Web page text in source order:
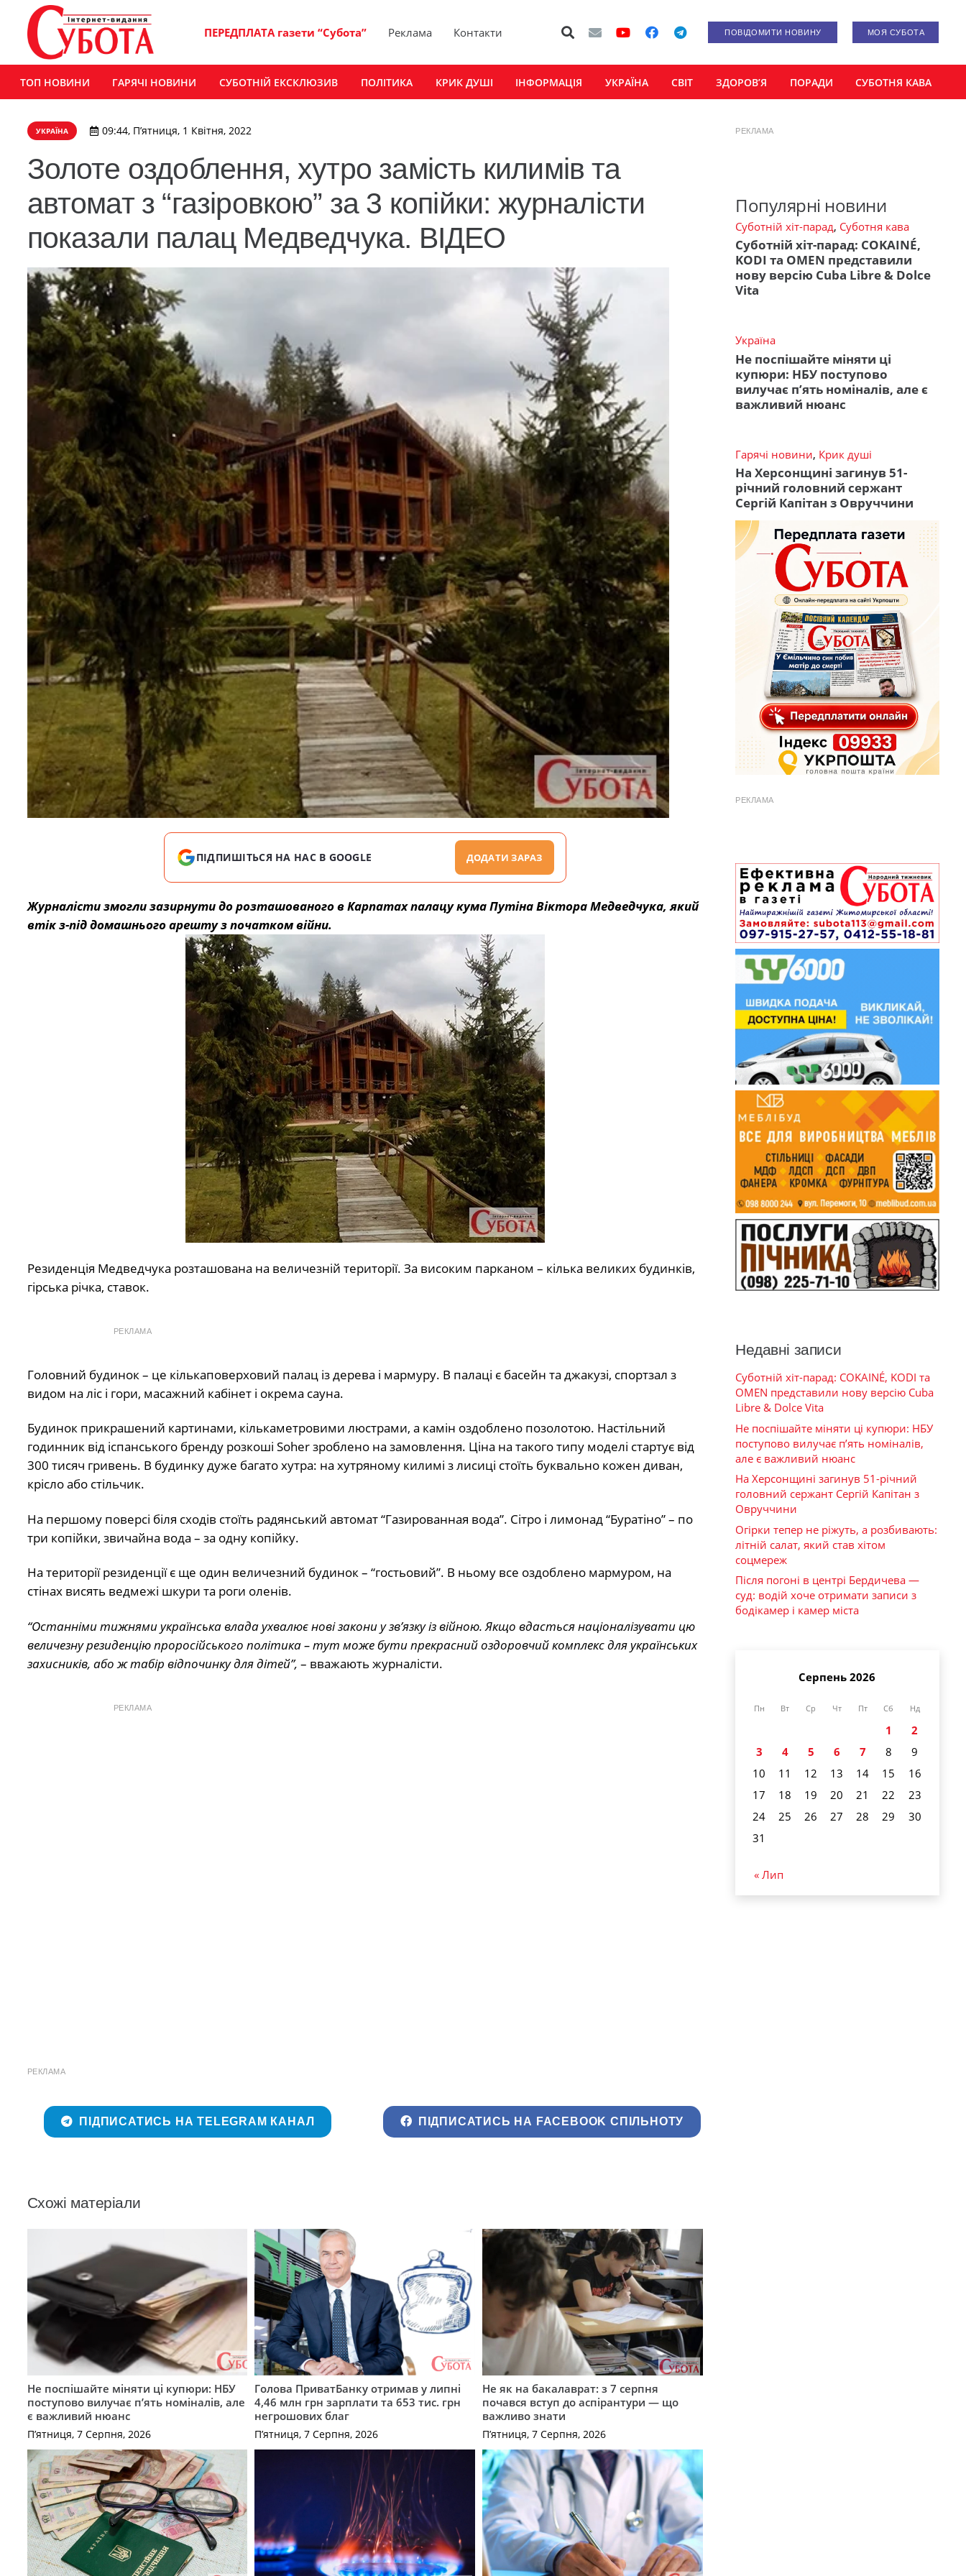
ПЕРЕДПЛАТА газети “Субота” Реклама Контакти ПОВІДОМИТИ НОВИНУ МОЯ СУБОТА
ТОП НОВИНИ ГАРЯЧІ НОВИНИ СУБОТНІЙ ЕКСКЛЮЗИВ ПОЛІТИКА КРИК ДУШІ ІНФОРМАЦІЯ УКРАЇНА СВІТ ЗДОРОВ’Я ПОРАДИ СУБОТНЯ КАВА
УКРАЇНА 09:44, П’ятниця, 1 Квітня, 2022
Золоте оздоблення, хутро замість килимів та
автомат з “газіровкою” за 3 копійки: журналісти
показали палац Медведчука. ВIДЕО
ПІДПИШІТЬСЯ НА НАС В GOOGLE ДОДАТИ ЗАРАЗ
Журналісти змогли зазирнути до розташованого в Карпатах палацу кума Путіна Віктора Медведчука, який
втік з-під домашнього арешту з початком війни.
Резиденція Медведчука розташована на величезній території. За високим парканом – кілька великих будинків,
гірська річка, ставок.
РЕКЛАМА
Головний будинок – це кількаповерховий палац із дерева і мармуру. В палаці є басейн та джакузі, спортзал з
видом на ліс і гори, масажний кабінет і окрема сауна.
Будинок прикрашений картинами, кількаметровими люстрами, а камін оздоблено позолотою. Настільний
годинник від іспанського бренду розкоші Soher зроблено на замовлення. Ціна на такого типу моделі стартує від
300 тисяч гривень. В будинку дуже багато хутра: на хутряному килимі з лисиці стоїть буквально кожен диван,
крісло або стільчик.
На першому поверсі біля сходів стоїть радянський автомат “Газированная вода”. Сітро і лимонад “Буратіно” – по
три копійки, звичайна вода – за одну копійку.
На території резиденції є ще один величезний будинок – “гостьовий”. В ньому все оздоблено мармуром, на
стінах висять ведмежі шкури та роги оленів.
“Останніми тижнями українська влада ухвалює нові закони у звʼязку із війною. Якщо вдасться націоналізувати цю
величезну резиденцію проросійського політика – тут може бути прекрасний оздоровчий комплекс для українських
захисників, або ж табір відпочинку для дітей”, – вважають журналісти.
РЕКЛАМА
РЕКЛАМА
ПІДПИСАТИСЬ НА TELEGRAM КАНАЛ ПІДПИСАТИСЬ НА FACEBOOK СПІЛЬНОТУ
Схожі матеріали
Не поспішайте міняти ці купюри: НБУ
поступово вилучає п’ять номіналів, але
є важливий нюанс
П’ятниця, 7 Серпня, 2026
Голова ПриватБанку отримав у липні
4,46 млн грн зарплати та 653 тис. грн
негрошових благ
П’ятниця, 7 Серпня, 2026
Не як на бакалаврат: з 7 серпня
почався вступ до аспірантури — що
важливо знати
П’ятниця, 7 Серпня, 2026
РЕКЛАМА
Популярні новини
Суботній хіт-парад, Суботня кава
Суботній хіт-парад: COKAINÉ,
KODI та OMEN представили
нову версію Cuba Libre & Dolce
Vita
Україна
Не поспішайте міняти ці
купюри: НБУ поступово
вилучає п’ять номіналів, але є
важливий нюанс
Гарячі новини, Крик душі
На Херсонщині загинув 51-
річний головний сержант
Сергій Капітан з Овруччини
РЕКЛАМА
Недавні записи
Суботній хіт-парад: COKAINÉ, KODI та
OMEN представили нову версію Cuba
Libre & Dolce Vita
Не поспішайте міняти ці купюри: НБУ
поступово вилучає п’ять номіналів,
але є важливий нюанс
На Херсонщині загинув 51-річний
головний сержант Сергій Капітан з
Овруччини
Огірки тепер не ріжуть, а розбивають:
літній салат, який став хітом
соцмереж
Після погоні в центрі Бердичева —
суд: водій хоче отримати записи з
бодікамер і камер міста
Серпень 2026
Пн Вт Ср Чт Пт Сб Нд
1
2
3
4 5 6 7 8
9
10
11 12 13 14 15
16
17
18 19 20 21 22
23
24
25 26 27 28 29
30
31
« Лип